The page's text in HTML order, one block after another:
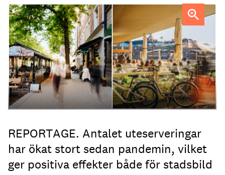
Uteservering på Dryck vinbar samt Slussporten.FOTO:
Samuel Unéus
REPORTAGE. Antalet uteserveringar
har ökat stort sedan pandemin, vilket
ger positiva effekter både för stadsbild